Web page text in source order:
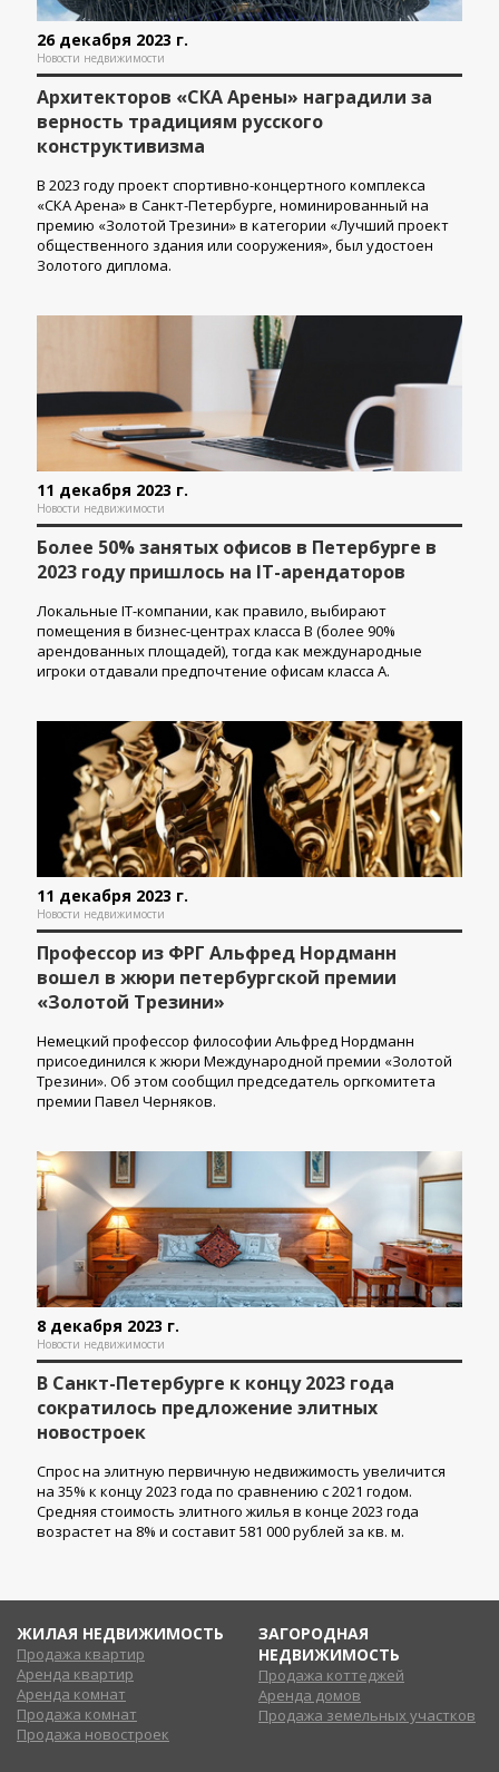
26 декабря 2023 г.
Новости недвижимости
Архитекторов «СКА Арены» наградили за
верность традициям русского
конструктивизма
В 2023 году проект спортивно-концертного комплекса
«СКА Арена» в Санкт-Петербурге, номинированный на
премию «Золотой Трезини» в категории «Лучший проект
общественного здания или сооружения», был удостоен
Золотого диплома.
11 декабря 2023 г.
Новости недвижимости
Более 50% занятых офисов в Петербурге в
2023 году пришлось на IT-арендаторов
Локальные IT-компании, как правило, выбирают
помещения в бизнес-центрах класса В (более 90%
арендованных площадей), тогда как международные
игроки отдавали предпочтение офисам класса А.
11 декабря 2023 г.
Новости недвижимости
Профессор из ФРГ Альфред Нордманн
вошел в жюри петербургской премии
«Золотой Трезини»
Немецкий профессор философии Альфред Нордманн
присоединился к жюри Международной премии «Золотой
Трезини». Об этом сообщил председатель оргкомитета
премии Павел Черняков.
8 декабря 2023 г.
Новости недвижимости
В Санкт-Петербурге к концу 2023 года
сократилось предложение элитных
новостроек
Спрос на элитную первичную недвижимость увеличится
на 35% к концу 2023 года по сравнению с 2021 годом.
Средняя стоимость элитного жилья в конце 2023 года
возрастет на 8% и составит 581 000 рублей за кв. м.
ЖИЛАЯ НЕДВИЖИМОСТЬ
Продажа квартир
Аренда квартир
Аренда комнат
Продажа комнат
Продажа новостроек
ЗАГОРОДНАЯ
НЕДВИЖИМОСТЬ
Продажа коттеджей
Аренда домов
Продажа земельных участков